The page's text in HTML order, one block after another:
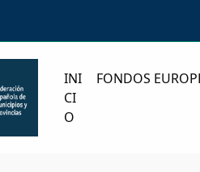
INI
CI
O
FONDOS